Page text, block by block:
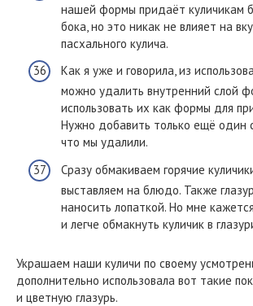
нашей формы придаёт куличикам
бока, но это никак не влияет на
пасхального кулича.
Как я уже и говорила, из
можно удалить внутренний слой
использовать их как формы для
Нужно добавить только ещё один
что мы удалили.
Сразу обмакиваем горячие
выставляем на блюдо. Также
наносить лопаткой. Но мне
и легче обмакнуть куличик в
Украшаем наши куличи по своему
дополнительно использовала вот такие
и цветную глазурь.